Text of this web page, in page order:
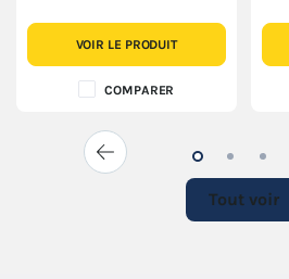
VOIR LE PRODUIT
COMPARER
Tout voir